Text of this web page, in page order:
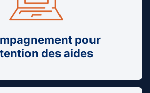
pour
des aides